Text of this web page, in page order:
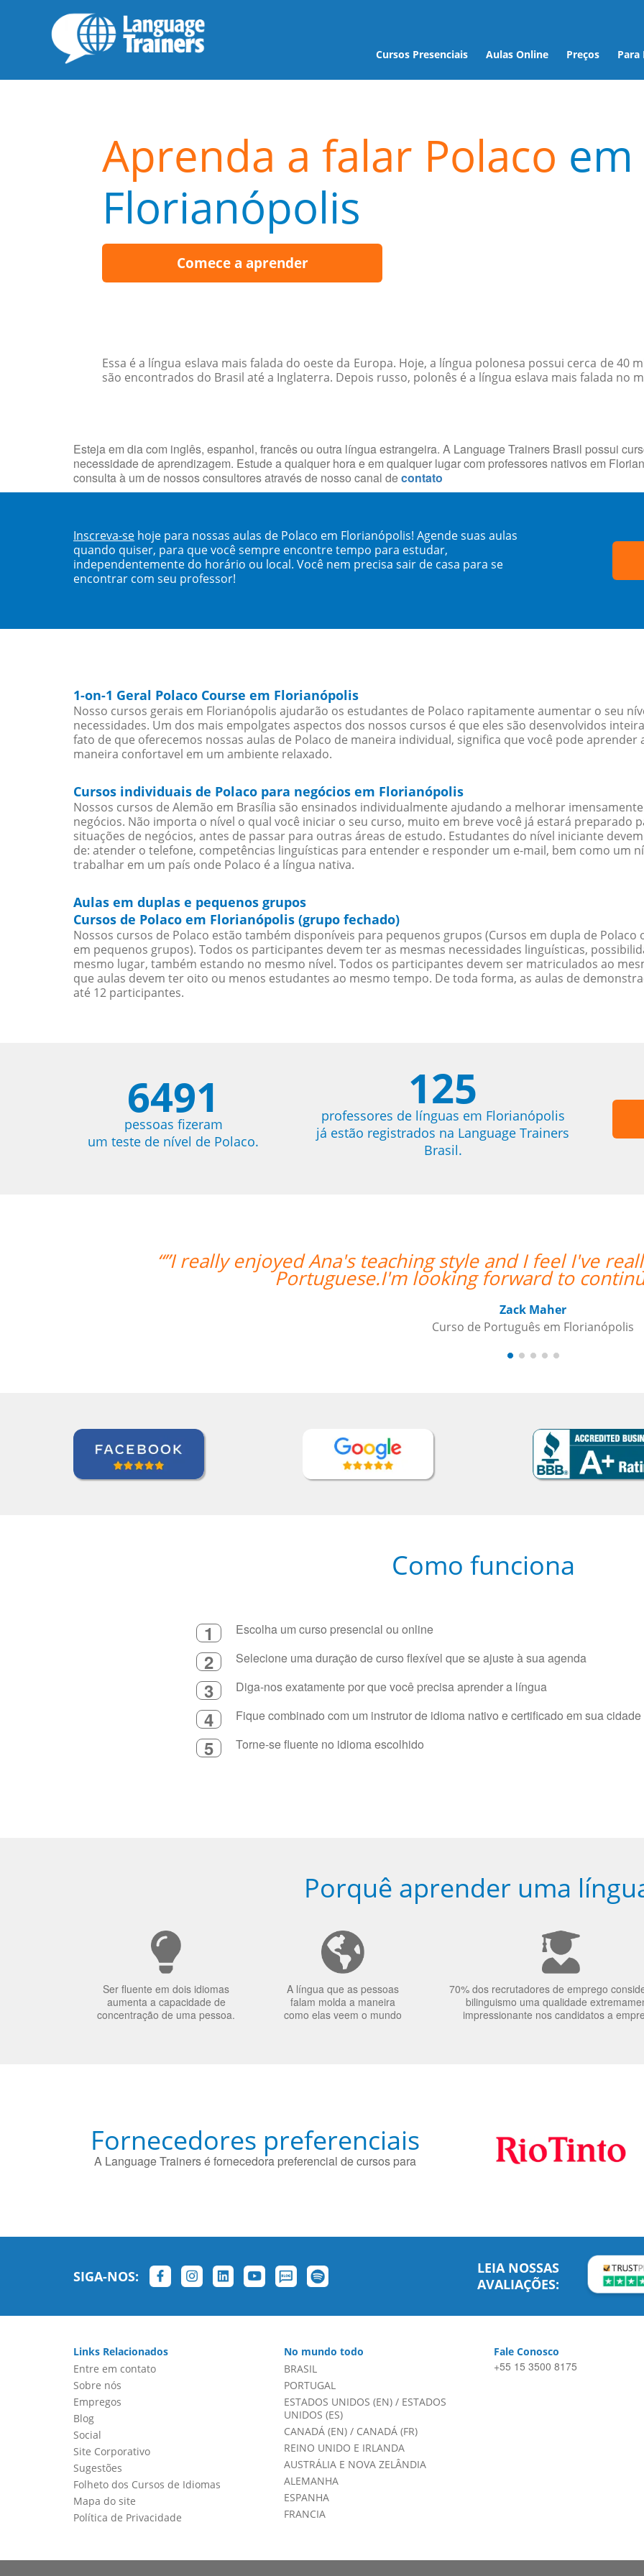
Cursos Presenciais Aulas Online Preços Para
Aprenda a falar Polaco em
Florianópolis
Comece a aprender
Essa é a língua eslava mais falada do oeste da Europa. Hoje, a língua polonesa possui cerca de 40
são encontrados do Brasil até a Inglaterra. Depois russo, polonês é a língua eslava mais falada no
Esteja em dia com inglês, espanhol, francês ou outra língua estrangeira. A Language Trainers Brasil possui
necessidade de aprendizagem. Estude a qualquer hora e em qualquer lugar com professores nativos em
consulta à um de nossos consultores através de nosso canal decontato
Inscreva-se hoje para nossas aulas de Polaco em Florianópolis! Agende suas aulas
quando quiser, para que você sempre encontre tempo para estudar,
independentemente do horário ou local. Você nem precisa sair de casa para se
encontrar com seu professor!
1-on-1 Geral Polaco Course em Florianópolis
Nosso cursos gerais em Florianópolis ajudarão os estudantes de Polaco rapitamente aumentar o seu
necessidades. Um dos mais empolgates aspectos dos nossos cursos é que eles são desenvolvidos
fato de que oferecemos nossas aulas de Polaco de maneira individual, significa que você pode aprender
maneira confortavel em um ambiente relaxado.
Cursos individuais de Polaco para negócios em Florianópolis
Nossos cursos de Alemão em Brasília são ensinados individualmente ajudando a melhorar
negócios. Não importa o nível o qual você iniciar o seu curso, muito em breve você já estará preparado
situações de negócios, antes de passar para outras áreas de estudo. Estudantes do nível iniciante
de: atender o telefone, competências linguísticas para entender e responder um e-mail, bem como um
trabalhar em um país onde Polaco é a língua nativa.
Aulas em duplas e pequenos grupos
Cursos de Polaco em Florianópolis (grupo fechado)
Nossos cursos de Polaco estão também disponíveis para pequenos grupos (Cursos em dupla de
em pequenos grupos). Todos os participantes devem ter as mesmas necessidades linguísticas,
mesmo lugar, também estando no mesmo nível. Todos os participantes devem ser matriculados ao
que aulas devem ter oito ou menos estudantes ao mesmo tempo. De toda forma, as aulas de
até 12 participantes.
6491
pessoas fizeram
um teste de nível de Polaco.
125
professores de línguas em Florianópolis
já estão registrados na Language Trainers
Brasil.
teaching style and I feel I've really grown in my confidence with
looking forward to continuing my lessons.””
Como funciona
1 Escolha um curso presencial ou online
2 Selecione uma duração de curso flexível que se ajuste à sua agenda
3 Diga-nos exatamente por que você precisa aprender a língua
4 Fique combinado com um instrutor de idioma nativo e certificado em sua
5 Torne-se fluente no idioma escolhido
Porquê aprender uma
Ser fluente em dois idiomas
aumenta a capacidade de
concentração de uma pessoa.
A língua que as pessoas
falam molda a maneira
como elas veem o mundo
70% dos recrutadores de emprego
bilinguismo uma qualidade
impressionante nos candidatos a
Fornecedores preferenciais
A Language Trainers é fornecedora preferencial de cursos para
SIGA-NOS:
LEIA NOSSAS
AVALIAÇÕES:
Links Relacionados
Entre em contato
Sobre nós
Empregos
Blog
Social
Site Corporativo
Sugestões
Folheto dos Cursos de Idiomas
Mapa do site
Política de Privacidade
No mundo todo
BRASIL
PORTUGAL
ESTADOS UNIDOS (EN)/ ESTADOS
UNIDOS (ES)
CANADÁ (EN)/ CANADÁ (FR)
REINO UNIDO E IRLANDA
AUSTRÁLIA E NOVA ZELÂNDIA
ALEMANHA
ESPANHA
FRANCIA
Fale Conosco
+55 15 3500 8175